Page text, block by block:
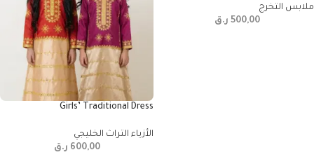
ملابس التخرج
500,00 ر.ق
Girls’ Traditional Dress
الأزياء التراث الخليجي
600,00 ر.ق